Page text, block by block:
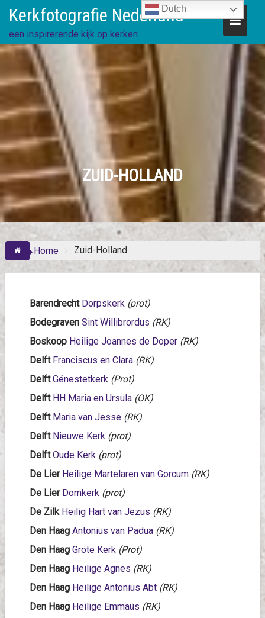
content
Kerkfotografie Nederland
een inspirerende kijk op kerken
ZUID-HOLLAND
Home Zuid-Holland
Barendrecht Dorpskerk (prot)
Bodegraven Sint Willibrordus (RK)
Boskoop Heilige Joannes de Doper (RK)
Delft Franciscus en Clara (RK)
DelftGénestetkerk (Prot)
Delft HH Maria en Ursula (OK)
Delft Maria van Jesse (RK)
Delft Nieuwe Kerk (prot)
DelftOude Kerk(prot)
De Lier Heilige Martelaren van Gorcum(RK)
De Lier Domkerk (prot)
De Zilk Heilig Hart van Jezus (RK)
Den Haag Antonius van Padua (RK)
Den Haag Grote Kerk (Prot)
Den Haag Heilige Agnes (RK)
Den Haag Heilige Antonius Abt(RK)
Den Haag Heilige Emmaüs (RK)
Dutch